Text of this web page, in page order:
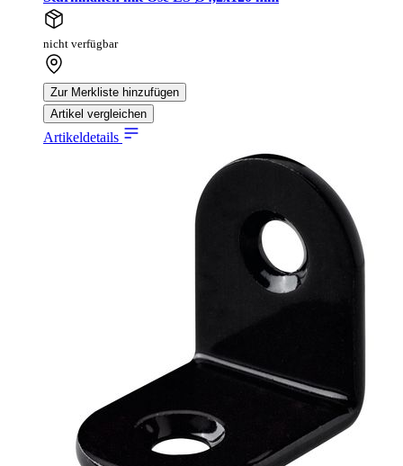
nicht verfügbar
Zur Merkliste hinzufügen
Artikel vergleichen
Artikeldetails